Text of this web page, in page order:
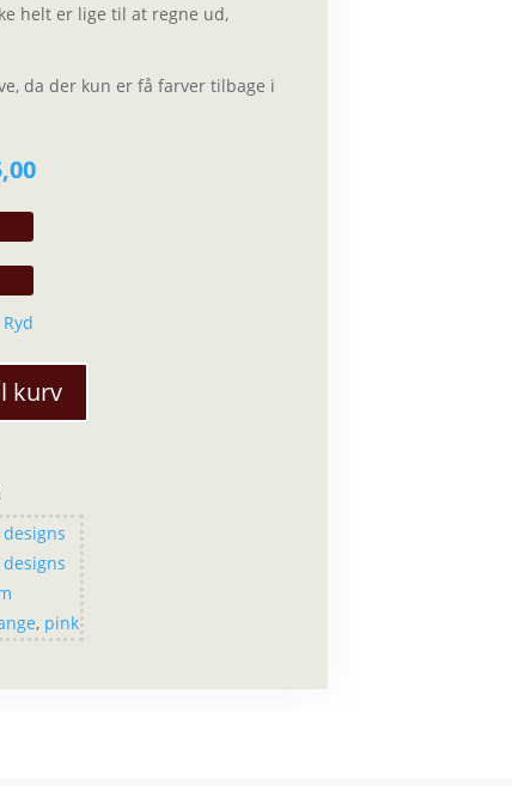
helt er lige til at regne ud,
da der kun er få farver tilbage i
Prisinterval:
Ryd
kurv
, pink